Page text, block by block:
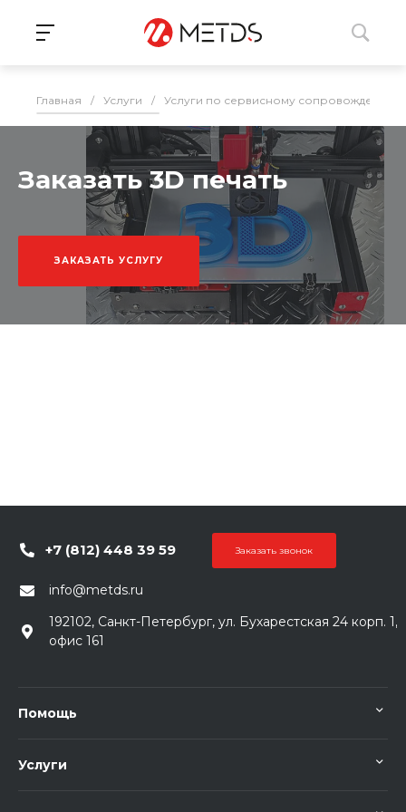
Главная / Услуги / Услуги по сервисному сопровождению
Заказать 3D печать
ЗАКАЗАТЬ УСЛУГУ
+7 (812) 448 39 59 Заказать звонок
info@metds.ru
192102, Санкт-Петербург, ул. Бухарестская 24 корп. 1,
офис 161
Помощь
Услуги